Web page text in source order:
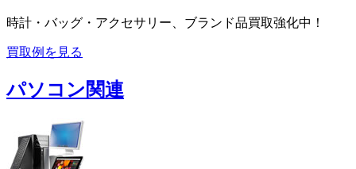
時計・バッグ・アクセサリー、ブランド品買取強化中！
買取例を見る
パソコン関連